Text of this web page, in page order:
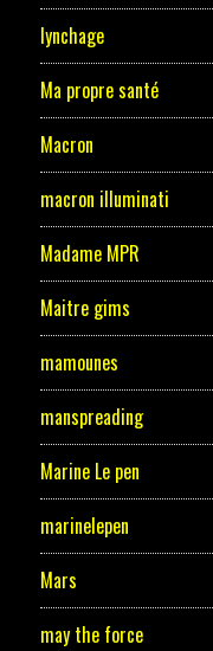
lynchage
Ma propre santé
Macron
macron illuminati
Madame MPR
Maitre gims
mamounes
manspreading
Marine Le pen
marinelepen
Mars
may the force